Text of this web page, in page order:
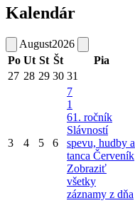
Kalendár
August2026
Po Ut St Št Pia
27 28 29 30 31
3 4 5 6
7
1
61. ročník
Slávností
spevu, hudby a
tanca Červeník
Zobraziť
všetky
záznamy z dňa